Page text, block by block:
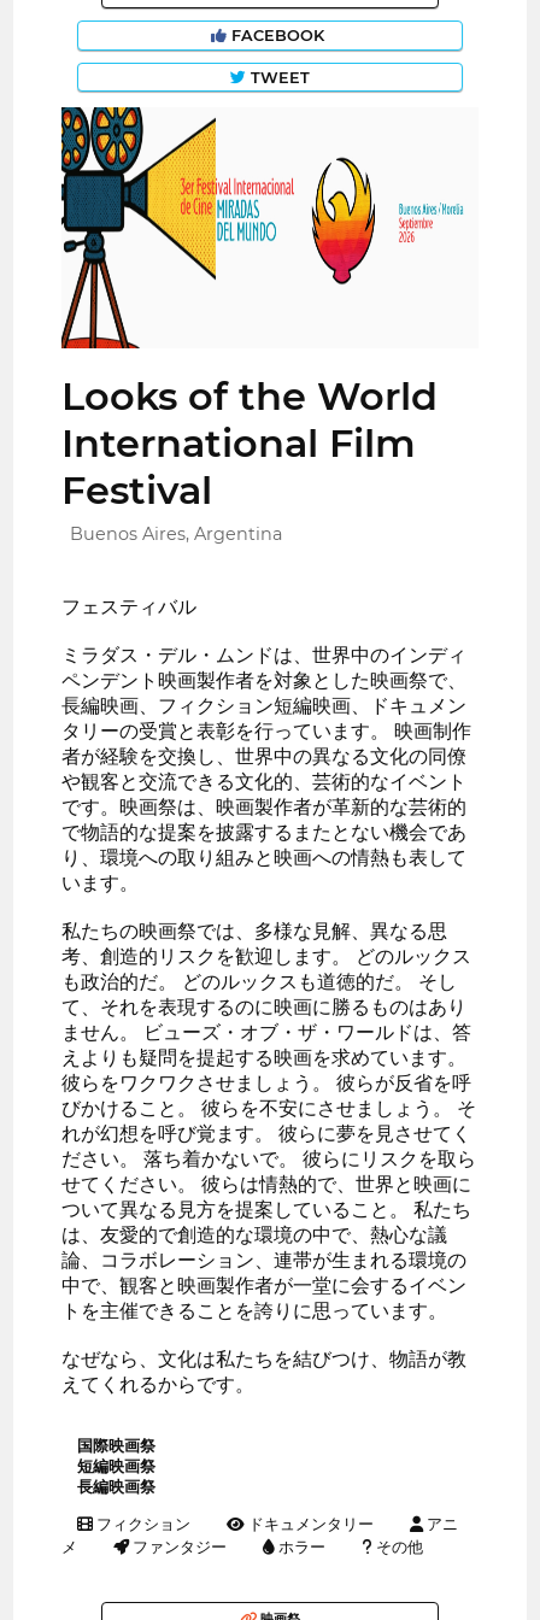
FACEBOOK
TWEET
Looks of the World
International Film
Festival
Buenos Aires, Argentina
フェスティバル
ミラダス・デル・ムンドは、世界中のインディ
ペンデント映画製作者を対象とした映画祭で、
長編映画、フィクション短編映画、ドキュメン
タリーの受賞と表彰を行っています。 映画制作
者が経験を交換し、世界中の異なる文化の同僚
や観客と交流できる文化的、芸術的なイベント
です。映画祭は、映画製作者が革新的な芸術的
で物語的な提案を披露するまたとない機会であ
り、環境への取り組みと映画への情熱も表して
います。
私たちの映画祭では、多様な見解、異なる思
考、創造的リスクを歓迎します。 どのルックス
も政治的だ。 どのルックスも道徳的だ。 そし
て、それを表現するのに映画に勝るものはあり
ません。 ビューズ・オブ・ザ・ワールドは、答
えよりも疑問を提起する映画を求めています。
彼らをワクワクさせましょう。 彼らが反省を呼
びかけること。 彼らを不安にさせましょう。 そ
れが幻想を呼び覚ます。 彼らに夢を見させてく
ださい。 落ち着かないで。 彼らにリスクを取ら
せてください。 彼らは情熱的で、世界と映画に
ついて異なる見方を提案していること。 私たち
は、友愛的で創造的な環境の中で、熱心な議
論、コラボレーション、連帯が生まれる環境の
中で、観客と映画製作者が一堂に会するイベン
トを主催できることを誇りに思っています。
なぜなら、文化は私たちを結びつけ、物語が教
えてくれるからです。
国際映画祭
短編映画祭
長編映画祭
フィクション ドキュメンタリー
アニ
メ
ファンタジー ホラー その他